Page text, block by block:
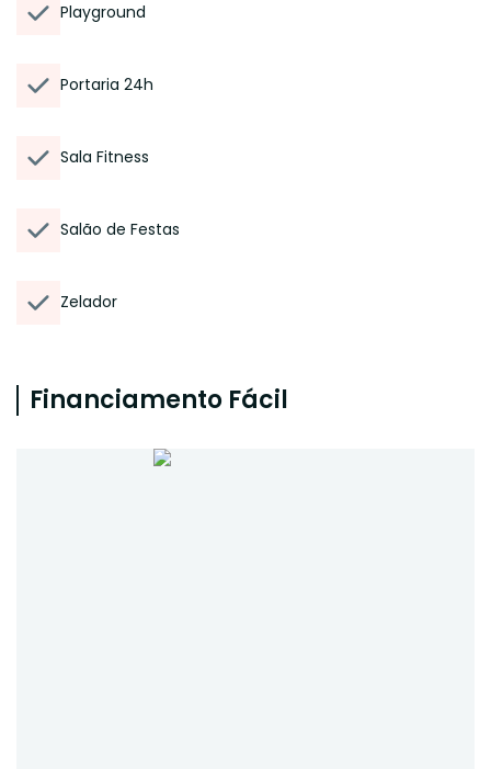
Playground
Portaria 24h
Sala Fitness
Salão de Festas
Zelador
Financiamento Fácil